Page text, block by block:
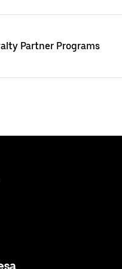
Partner Programs